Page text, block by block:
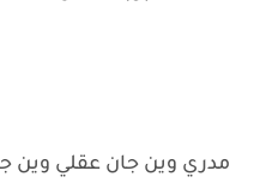
مدري وين جان عقلي وين